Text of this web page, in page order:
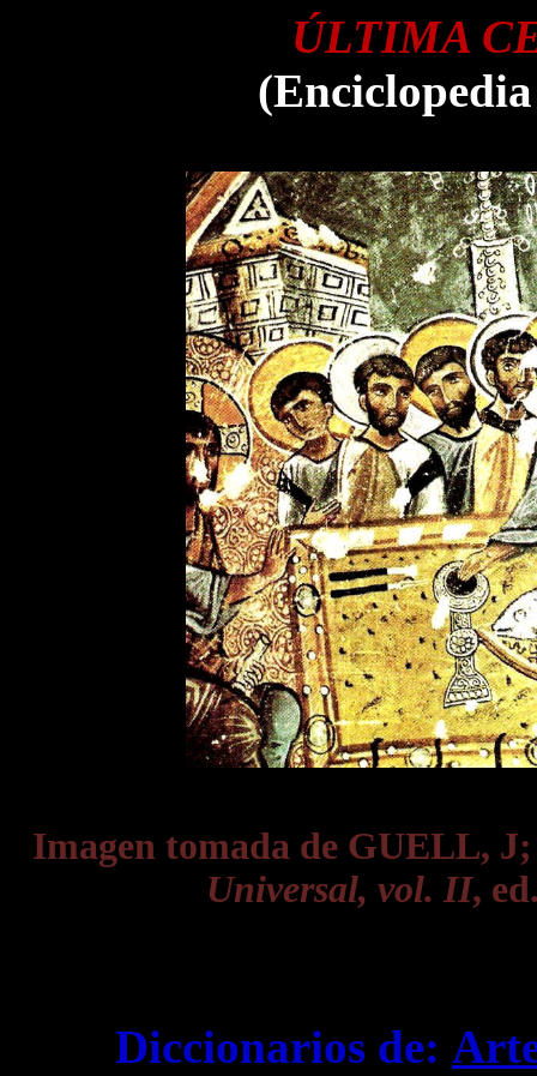
ÚLTIMA
Imagen tomada de GUELL,
Universal, vol. II,
Diccionarios de: